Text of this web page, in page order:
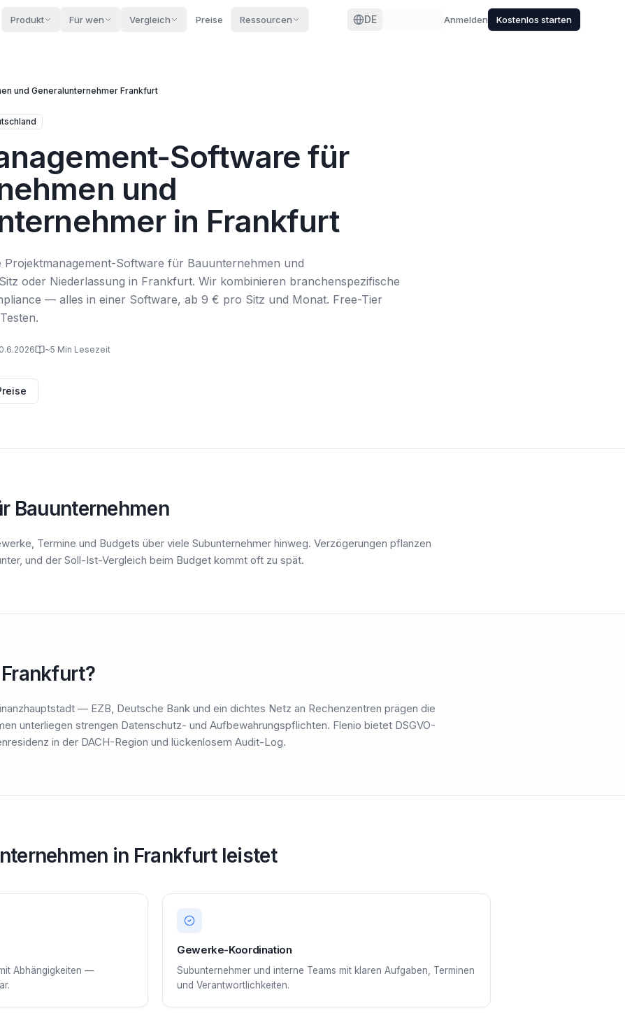
Produkt Für wen Vergleich Preise Ressourcen DE Anmelden Kostenlos starten
und Generalunternehmer Frankfurt
Software für
und
in Frankfurt
Projektmanagement-Software für Bauunternehmen und
oder Niederlassung in Frankfurt. Wir kombinieren branchenspezifische
— alles in einer Software, ab 9 € pro Sitz und Monat. Free-Tier
~5 Min Lesezeit
Bauunternehmen
Termine und Budgets über viele Subunternehmer hinweg. Verzögerungen pflanzen
und der Soll-Ist-Vergleich beim Budget kommt oft zu spät.
— EZB, Deutsche Bank und ein dichtes Netz an Rechenzentren prägen die
unterliegen strengen Datenschutz- und Aufbewahrungspflichten. Flenio bietet DSGVO-
in der DACH-Region und lückenlosem Audit-Log.
in Frankfurt leistet
Abhängigkeiten —
Gewerke-Koordination
Subunternehmer und interne Teams mit klaren Aufgaben, Terminen
und Verantwortlichkeiten.